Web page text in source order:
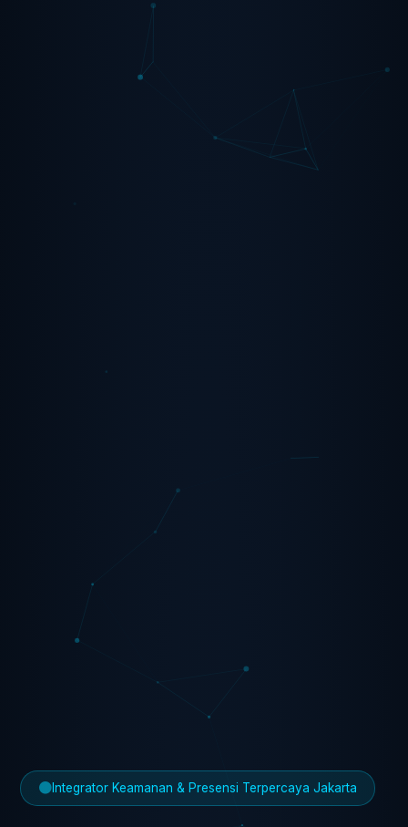
Integrator Keamanan & Presensi Terpercaya Jakarta